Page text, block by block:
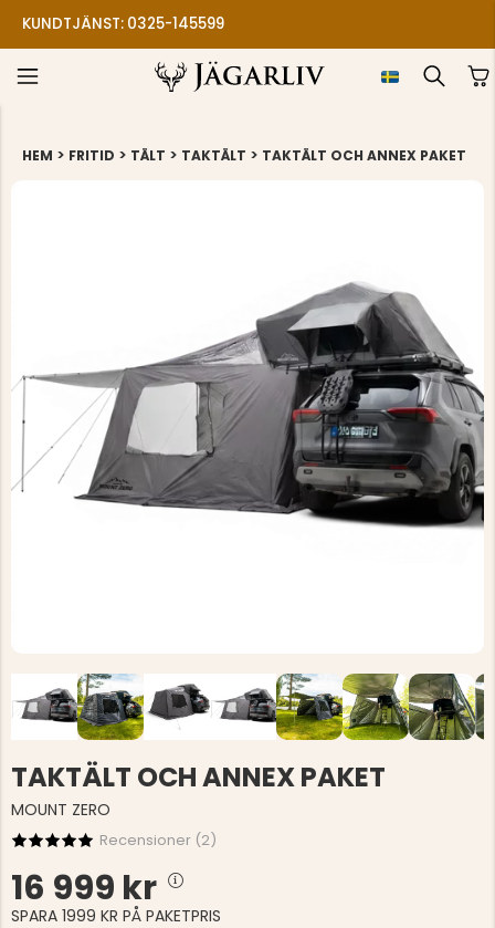
KUNDTJÄNST: 0325-145599
HEM > FRITID > TÄLT > TAKTÄLT > TAKTÄLT OCH ANNEX PAKET
TAKTÄLT OCH ANNEX PAKET
MOUNT ZERO
Recensioner (2)
16 999 kr
SPARA 1999 KR PÅ PAKETPRIS